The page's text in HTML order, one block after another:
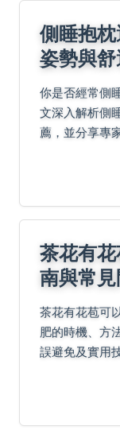
側睡抱
姿勢與
你是否經常側
文深入解析側
薦，並分享專
茶花有
南與常
茶花有花苞可
肥的時機、方
誤避免及實用